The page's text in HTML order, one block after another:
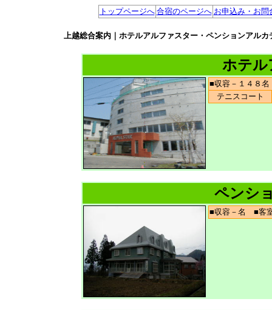
トップページへ 合宿のページへ お申込み・お問
上越総合案内｜ホテルアルファスター・ペンションアル
ホテル
■収容－１４８
テニスコート
ペンシ
■収容－名 ■客